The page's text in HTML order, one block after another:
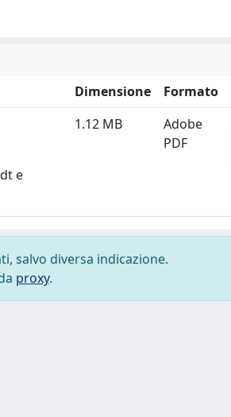
Dimensione
Formato
e
1.12 MB
Adobe
PDF
salvo diversa indicazione.
proxy.